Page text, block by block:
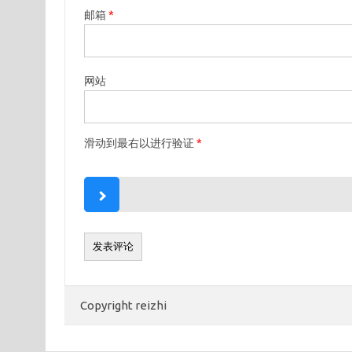
邮箱*
网站
滑动到最右以进行验证 *
Copyright reizhi